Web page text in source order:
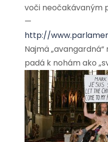
voči neočakávaným
—
http://
Najmä
padá k nohám ako